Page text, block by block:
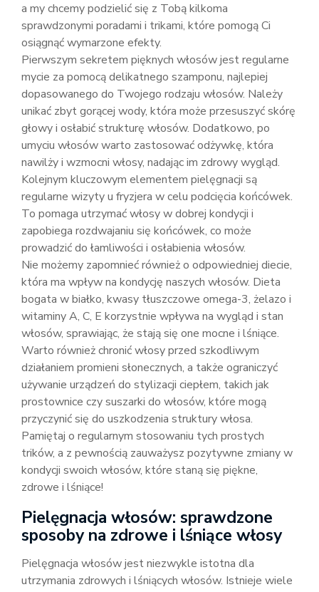
a my chcemy podzielić się z Tobą kilkoma
sprawdzonymi poradami i trikami, które pomogą Ci
osiągnąć wymarzone efekty.
Pierwszym sekretem pięknych włosów jest regularne
mycie za pomocą delikatnego szamponu, najlepiej
dopasowanego do Twojego rodzaju włosów. Należy
unikać zbyt gorącej wody, która może przesuszyć skórę
głowy i osłabić strukturę włosów. Dodatkowo, po
umyciu włosów warto zastosować odżywkę, która
nawilży i wzmocni włosy, nadając im zdrowy wygląd.
Kolejnym kluczowym elementem pielęgnacji są
regularne wizyty u fryzjera w celu podcięcia końcówek.
To pomaga utrzymać włosy w dobrej kondycji i
zapobiega rozdwajaniu się końcówek, co może
prowadzić do łamliwości i osłabienia włosów.
Nie możemy zapomnieć również o odpowiedniej diecie,
która ma wpływ na kondycję naszych włosów. Dieta
bogata w białko, kwasy tłuszczowe omega-3, żelazo i
witaminy A, C, E korzystnie wpływa na wygląd i stan
włosów, sprawiając, że stają się one mocne i lśniące.
Warto również chronić włosy przed szkodliwym
działaniem promieni słonecznych, a także ograniczyć
używanie urządzeń do stylizacji ciepłem, takich jak
prostownice czy suszarki do włosów, które mogą
przyczynić się do uszkodzenia struktury włosa.
Pamiętaj o regularnym stosowaniu tych prostych
trików, a z pewnością zauważysz pozytywne zmiany w
kondycji swoich włosów, które staną się piękne,
zdrowe i lśniące!
Pielęgnacja włosów: sprawdzone
sposoby na zdrowe i lśniące włosy
Pielęgnacja włosów jest niezwykle istotna dla
utrzymania zdrowych i lśniących włosów. Istnieje wiele